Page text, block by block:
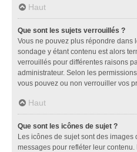
Haut
Que sont les sujets verrouillés ?
Vous ne pouvez plus répondre dans
sondage y étant contenu est alors
verrouillés pour différentes raisons
administrateur. Selon les
vous pouvez ou non verrouiller vos
Haut
Que sont les icônes de sujet ?
Les icônes de sujet sont des
messages pour refléter leur